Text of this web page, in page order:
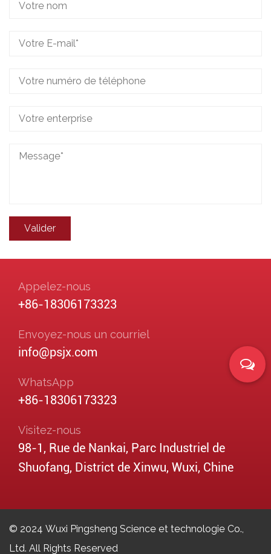
Appelez-nous
+86-18306173323
Envoyez-nous un courriel
info@psjx.com
WhatsApp
+86-18306173323
Visitez-nous
98-1, Rue de Nankai, Parc Industriel de
Shuofang, District de Xinwu, Wuxi, Chine
© 2024 Wuxi Pingsheng Science et technologie Co.,
Ltd. All Rights Reserved